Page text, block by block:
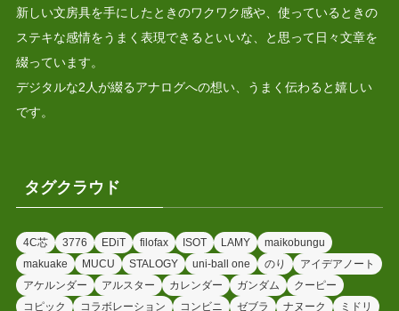
新しい文房具を手にしたときのワクワク感や、使っているときの
ステキな感情をうまく表現できるといいな、と思って日々文章を
綴っています。
デジタルな2人が綴るアナログへの想い、うまく伝わると嬉しい
です。
タグクラウド
4C芯 3776 EDiT filofax ISOT LAMY
maikobungu
makuake
MUCU STALOGY uni-ball one のり
アイデアノート
アケルンダー
アルスター カレンダー ガンダム
クーピー
コピック
コラボレーション コンビニ ゼブラ ナヌーク ミドリ